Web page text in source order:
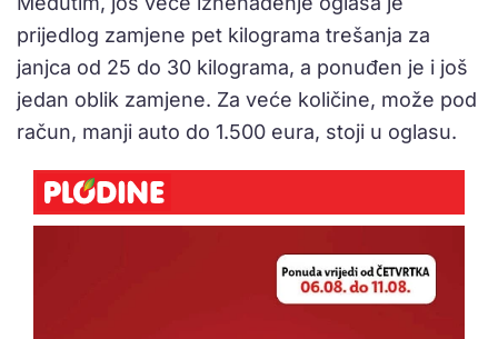
prijedlog zamjene pet kilograma trešanja za
janjca od 25 do 30 kilograma, a ponuđen je i još
jedan oblik zamjene. Za veće količine, može pod
račun, manji auto do 1.500 eura, stoji u oglasu.